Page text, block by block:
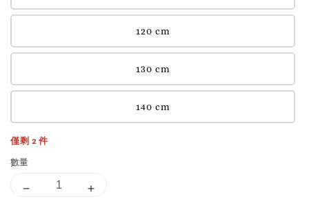
120 cm
130 cm
140 cm
僅剩 2 件
數量